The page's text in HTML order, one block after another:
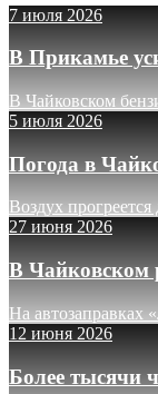
7 июля 2026
В Прикамье
В Чайковском
5 июля 2026
Погода в
Воздух прогреется
27 июня 2026
В Чайковском
На автозаправках
12 июня 2026
Более тысячи